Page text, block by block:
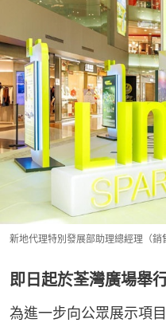
新地代理特別發展部助理總經理（銷
即日起於荃灣廣場舉
為進一步向公眾展示項